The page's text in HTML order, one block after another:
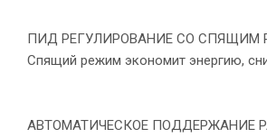
ПИД РЕГУЛИРОВАНИЕ СО СПЯЩИМ
Спящий режим экономит энергию,
АВТОМАТИЧЕСКОЕ ПОДДЕРЖАНИЕ